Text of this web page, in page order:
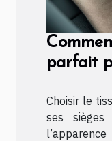
parfait
Choisir le
ses sièges